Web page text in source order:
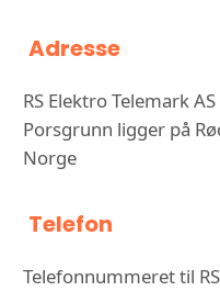
Adresse
RS Elektro Telemark
Porsgrunn ligger på
Norge
Telefon
Telefonnummeret til